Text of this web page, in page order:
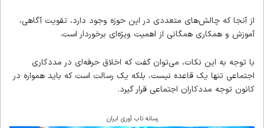
از آنجا که چالش‌های متعددی در این حوزه وجود دارد، تقویت آگاهی،
آموزش و همکاری همگانی از اهمیت ویژه‌ای برخوردار است.
با توجه به این نکات، می‌توان گفت که اخلاق حرفه‌ای در مددکاری
اجتماعی تنها یک قاعده نیست، بلکه یک رسالت است که باید همواره در
کانون توجه مددکاران اجتماعی قرار گیرد.
رسانه تاب آوری ایران